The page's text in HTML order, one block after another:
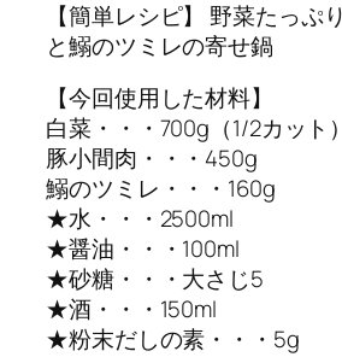
【簡単レシピ】 野菜たっぷ
と鰯のツミレの寄せ鍋
【今回使用した材料】
白菜・・・700g（1/2カット）
豚小間肉・・・450g
鰯のツミレ・・・160g
★水・・・2500ml
★醤油・・・100ml
★砂糖・・・大さじ5
★酒・・・150ml
★粉末だしの素・・・5g